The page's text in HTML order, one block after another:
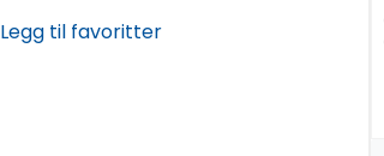
Legg til favoritter